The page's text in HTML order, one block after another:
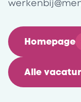
Homepage
Alle